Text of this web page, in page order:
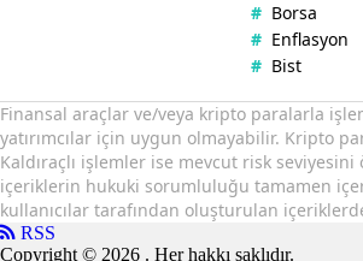
# Borsa
# Enflasyon
# Bist
Finansal araçlar ve/veya kripto paralarla
yatırımcılar için uygun olmayabilir. Kripto
Kaldıraçlı işlemler ise mevcut risk
içeriklerin hukuki sorumluluğu tamamen
kullanıcılar tarafından oluşturulan
RSS
Copyright © 2026 . Her hakkı saklıdır.